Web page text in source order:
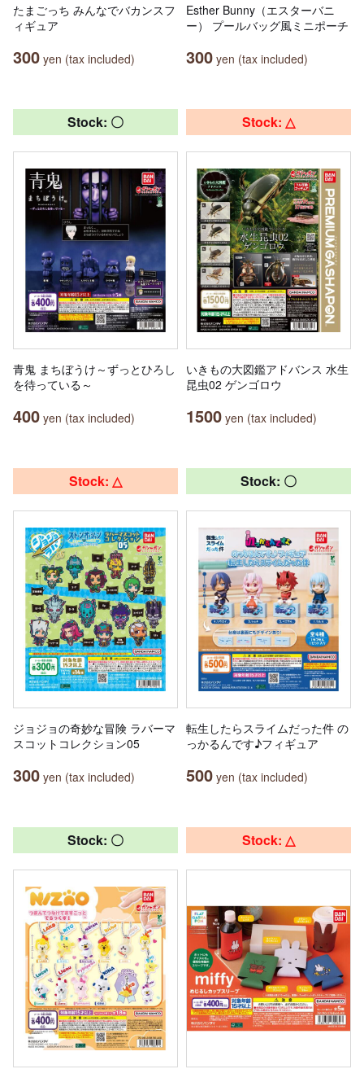
たまごっち みんなでバカンスフ
ィギュア
300 yen (tax included)
Esther Bunny（エスターバニ
ー） プールバッグ風ミニポーチ
300 yen (tax included)
Stock: 〇
青鬼 まちぼうけ～ずっとひろし
を待っている～
400 yen (tax included)
Stock: △
いきもの大図鑑アドバンス 水生
昆虫02 ゲンゴロウ
1500 yen (tax included)
Stock: △
ジョジョの奇妙な冒険 ラバーマ
スコットコレクション05
300 yen (tax included)
Stock: 〇
転生したらスライムだった件 の
っかるんです♪フィギュア
500 yen (tax included)
Stock: 〇 Stock: △